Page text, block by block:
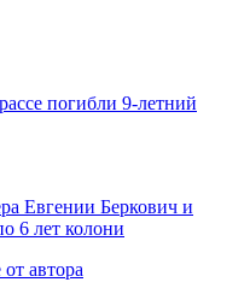
погибли 9-летний
Евгении Беркович и
6 лет колони
автора